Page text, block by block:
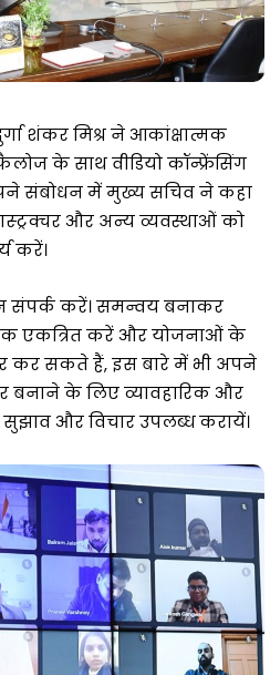
शंकर मिश्र ने आकांक्षात्मक
के साथ वीडियो कॉन्फ्रेंसिंग
संबोधन में मुख्य सचिव ने कहा
और अन्य व्यवस्थाओं को
करें।
संपर्क करें। समन्वय बनाकर
एकत्रित करें और योजनाओं के
कर सकते हैं, इस बारे में भी अपने
बनाने के लिए व्यावहारिक और
और विचार उपलब्ध करायें।